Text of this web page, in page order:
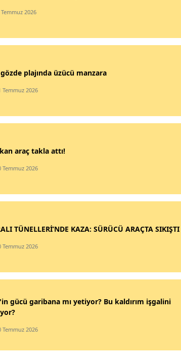
2026
plajında üzücü manzara
Temmuz 2026
araç takla attı!
Temmuz 2026
TÜNELLERİ’NDE KAZA: SÜRÜCÜ ARAÇTA SIKIŞTI
Temmuz 2026
gücü garibana mı yetiyor? Bu kaldırım işgalini
Temmuz 2026